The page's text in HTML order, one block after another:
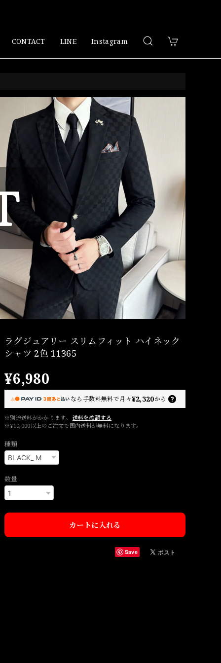
CONTACT LINE Instagram
ラグジュアリー スリムフィット ハイネック
シャツ 2色 11365
¥6,980
なら手数料無料で月々¥2,320から
※別途送料がかかります。
送料を確認する
※¥10,000以上のご注文で国内送料が無料になります。
種類
数量
カートに入れる
Save